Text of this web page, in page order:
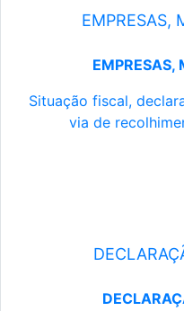
EMPRESAS,
EMPRESAS,
Situação fiscal,
via de